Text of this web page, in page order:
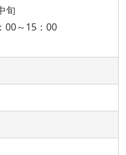
旬
00～15：00